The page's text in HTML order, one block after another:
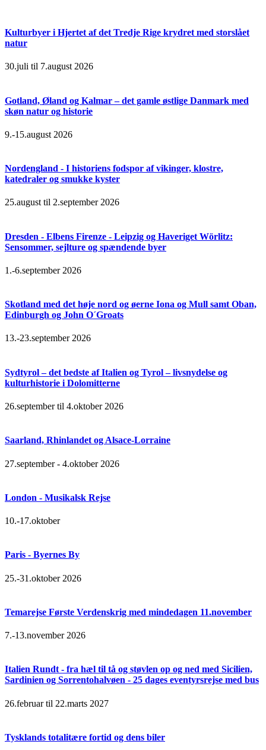
Kulturbyer i Hjertet af det Tredje Rige krydret med storslået
natur
30.juli til 7.august 2026
Gotland, Øland og Kalmar – det gamle østlige Danmark med
skøn natur og historie
9.-15.august 2026
Nordengland - I historiens fodspor af vikinger, klostre,
katedraler og smukke kyster
25.august til 2.september 2026
Dresden - Elbens Firenze - Leipzig og Haveriget Wörlitz:
Sensommer, sejlture og spændende byer
1.-6.september 2026
Skotland med det høje nord og øerne Iona og Mull samt Oban,
Edinburgh og John O´Groats
13.-23.september 2026
Sydtyrol – det bedste af Italien og Tyrol – livsnydelse og
kulturhistorie i Dolomitterne
26.september til 4.oktober 2026
Saarland, Rhinlandet og Alsace-Lorraine
27.september - 4.oktober 2026
London - Musikalsk Rejse
10.-17.oktober
Paris - Byernes By
25.-31.oktober 2026
Temarejse Første Verdenskrig med mindedagen 11.november
7.-13.november 2026
Italien Rundt - fra hæl til tå og støvlen op og ned med Sicilien,
Sardinien og Sorrentohalvøen - 25 dages eventyrsrejse med bus
26.februar til 22.marts 2027
Tysklands totalitære fortid og dens biler